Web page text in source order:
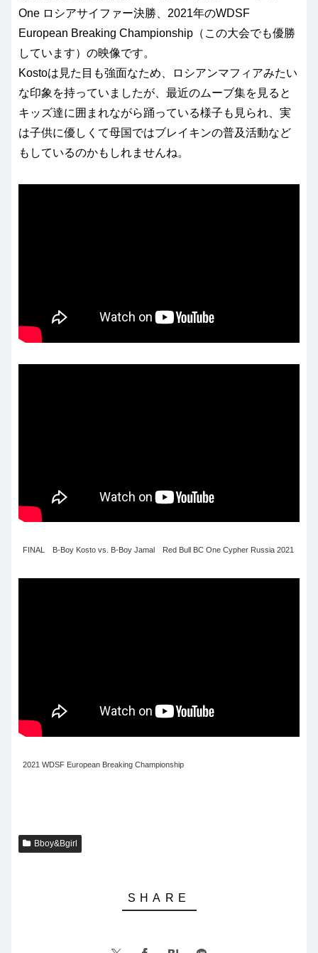
One ロシアサイファー決勝、2021年のWDSF
European Breaking Championship（この大会でも優勝
しています）の映像です。
Kostoは見た目も強面なため、ロシアンマフィアみたい
な印象を持っていましたが、最近のムーブ集を見ると
キッズ達に囲まれながら踊っている様子も見られ、実
は子供に優しくて母国ではブレイキンの普及活動など
もしているのかもしれませんね。
FINAL B-Boy Kosto vs. B-Boy Jamal Red Bull BC One Cypher Russia 2021
2021 WDSF European Breaking Championship
Bboy&Bgirl